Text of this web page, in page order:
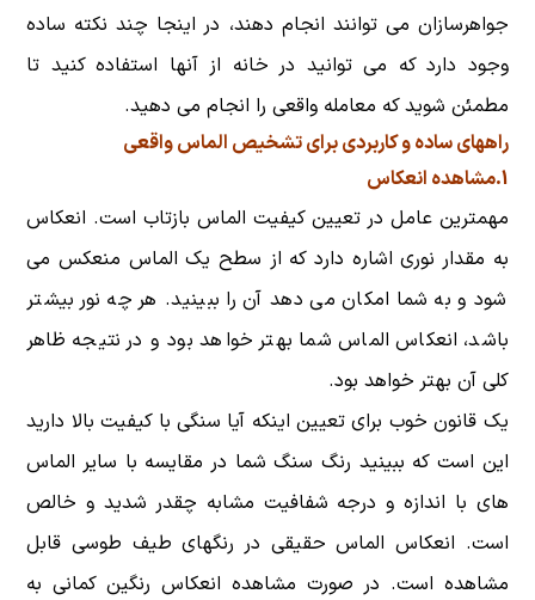
جواهرسازان می توانند انجام دهند، در اینجا چند نکته ساده
وجود دارد که می توانید در خانه از آنها استفاده کنید تا
مطمئن شوید که معامله واقعی را انجام می دهید.
راههای ساده و کاربردی برای تشخیص الماس واقعی
1.مشاهده انعکاس
مهمترین عامل در تعیین کیفیت الماس بازتاب است. انعکاس
به مقدار نوری اشاره دارد که از سطح یک الماس منعکس می
شود و به شما امکان می دهد آن را ببینید. هر چه نور بیشتر
باشد، انعکاس الماس شما بهتر خواهد بود و در نتیجه ظاهر
کلی آن بهتر خواهد بود.
یک قانون خوب برای تعیین اینکه آیا سنگی با کیفیت بالا دارید
این است که ببینید رنگ سنگ شما در مقایسه با سایر الماس
های با اندازه و درجه شفافیت مشابه چقدر شدید و خالص
است. انعکاس الماس حقیقی در رنگهای طیف طوسی قابل
مشاهده است. در صورت مشاهده انعکاس رنگین کمانی به